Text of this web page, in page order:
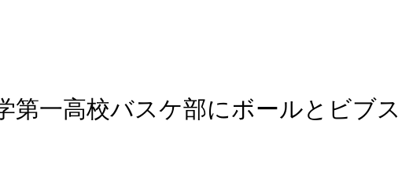
第一高校バスケ部にボールとビブス